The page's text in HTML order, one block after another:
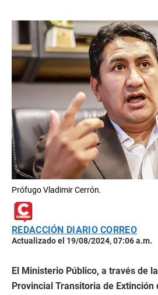
Prófugo Vladimir Cerrón.
REDACCIÓN DIARIO CORREO
Actualizado el 19/08/2024, 07:06 a.m.
El Ministerio Público, a través de
Provincial Transitoria de Extinción